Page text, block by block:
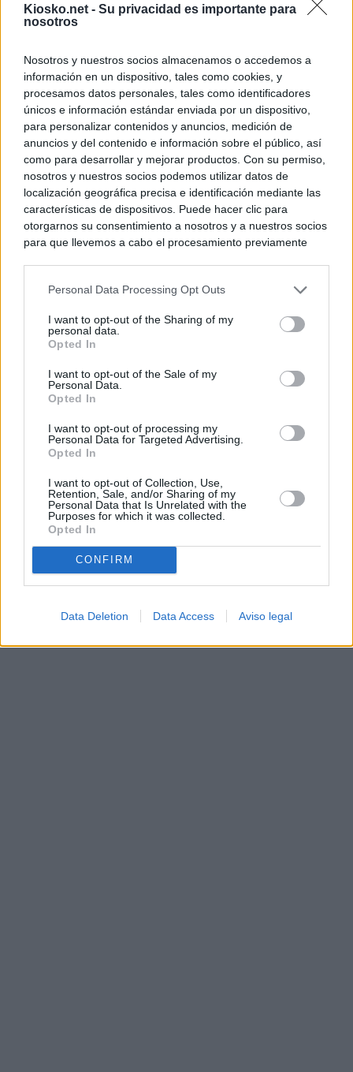
Kiosko.net - Su privacidad es importante para
nosotros
Nosotros y nuestros socios almacenamos o accedemos a
información en un dispositivo, tales como cookies, y
procesamos datos personales, tales como identificadores
únicos e información estándar enviada por un dispositivo,
para personalizar contenidos y anuncios, medición de
anuncios y del contenido e información sobre el público, así
como para desarrollar y mejorar productos. Con su permiso,
nosotros y nuestros socios podemos utilizar datos de
localización geográfica precisa e identificación mediante las
características de dispositivos. Puede hacer clic para
otorgarnos su consentimiento a nosotros y a nuestros socios
para que llevemos a cabo el procesamiento previamente
negar su consentimiento. Tenga en cuenta que algún
de su consentimiento, pero usted tiene el derecho de
rechazar tal procesamiento. Sus preferencias se aplicarán
cualquier momento entrando de nuevo en este sitio web o
visitando nuestra política de privacidad.
Personal Data Processing Opt Outs
I want to opt-out of the Sharing of my
personal data.
Opted In
I want to opt-out of the Sale of my
Personal Data.
Opted In
I want to opt-out of processing my
Personal Data for Targeted Advertising.
Opted In
I want to opt-out of Collection, Use,
Retention, Sale, and/or Sharing of my
Personal Data that Is Unrelated with the
Purposes for which it was collected.
Opted In
CONFIRM
Data Deletion Data Access Aviso legal